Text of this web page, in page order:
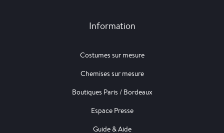
Information
Costumes sur mesure
Chemises sur mesure
Boutiques Paris / Bordeaux
Espace Presse
Guide & Aide